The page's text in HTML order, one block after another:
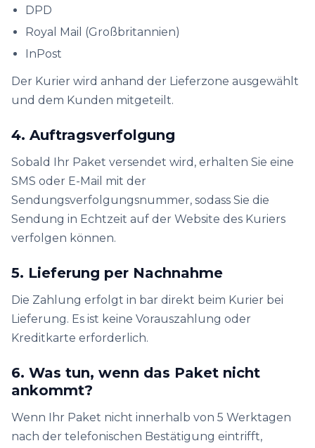
DPD
Royal Mail (Großbritannien)
InPost
Der Kurier wird anhand der Lieferzone ausgewählt
und dem Kunden mitgeteilt.
4. Auftragsverfolgung
Sobald Ihr Paket versendet wird, erhalten Sie eine
SMS oder E-Mail mit der
Sendungsverfolgungsnummer, sodass Sie die
Sendung in Echtzeit auf der Website des Kuriers
verfolgen können.
5. Lieferung per Nachnahme
Die Zahlung erfolgt in bar direkt beim Kurier bei
Lieferung. Es ist keine Vorauszahlung oder
Kreditkarte erforderlich.
6. Was tun, wenn das Paket nicht
ankommt?
Wenn Ihr Paket nicht innerhalb von 5 Werktagen
nach der telefonischen Bestätigung eintrifft,